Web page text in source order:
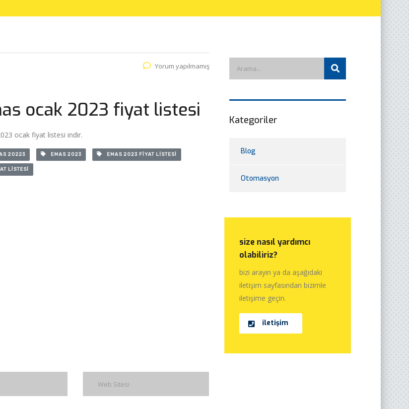
Yorum yapılmamış
ocak 2023 fiyat listesi
ocak fiyat listesi indir.
20223 EMAS 2023 EMAS 2023 FIYAT LISTESI
LISTESI
Kategoriler
Blog
Otomasyon
size nasıl yardımcı
olabiliriz?
bizi arayın ya da aşağıdaki
iletişim sayfasından bizimle
iletişime geçin.
iletişim